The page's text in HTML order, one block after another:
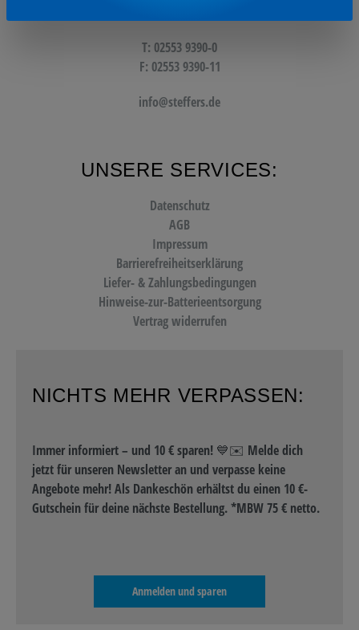
T: 02553 9390-0
F: 02553 9390-11
info@steffers.de
UNSERE SERVICES:
Datenschutz
AGB
Impressum
Barrierefreiheitserklärung
Liefer- & Zahlungsbedingungen
Hinweise-zur-Batterieentsorgung
Vertrag widerrufen
NICHTS MEHR VERPASSEN:
Immer informiert – und 10 € sparen! 💙✉️ Melde dich
jetzt für unseren Newsletter an und verpasse keine
Angebote mehr! Als Dankeschön erhältst du einen 10 €-
Gutschein für deine nächste Bestellung. *MBW 75 € netto.
Anmelden und sparen